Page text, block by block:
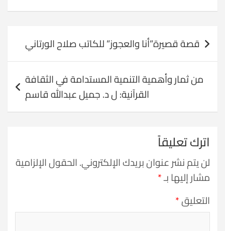
المقالات
قصة قصيرة”أنا والعجوز” للكاتب صلاح الورتاني
من ثمار وأهمية التنمية المستدامة في الثقافة
القرآنية: ل د. جميل عبدالله قاسم
اترك تعليقاً
لن يتم نشر عنوان بريدك الإلكتروني.الحقول الإلزامية
مشار إليها بـ*
التعليق*